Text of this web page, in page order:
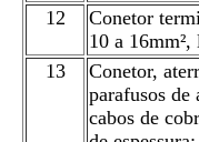
12
Conetor
10 a
13
Conetor,
parafusos de
cabos de